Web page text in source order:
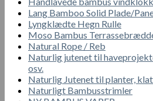
Lang Bamboo Solid Plade/
Lyngklædte Hegn Rulle
Moso Bambus
Natural Rope / Reb
Naturlig jutenet til
osv.
Naturlig Jutenet til planter,
Naturligt Bambusstrimler